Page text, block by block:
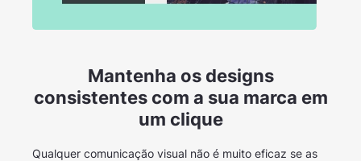
Mantenha os designs
consistentes com a sua marca em
um clique
Qualquer comunicação visual não é muito eficaz se as